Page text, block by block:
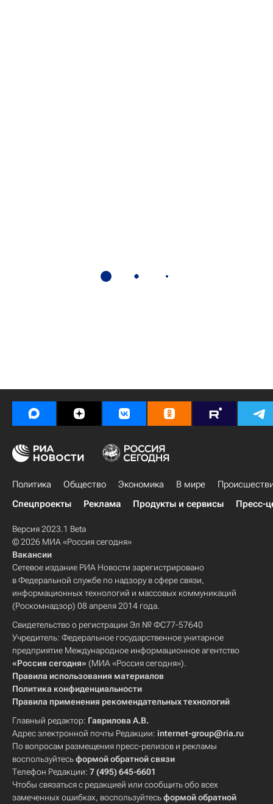
Политика Общество Экономика В мире
Спецпроекты
Реклама Продукты и сервисы Пресс-
Версия 2023.1 Beta
© 2026 МИА «Россия сегодня»
Вакансии
Сетевое издание РИА Новости зарегистрировано
в Федеральной службе по надзору в сфере связи,
информационных технологий и массовых коммуникаций
(Роскомнадзор) 08 апреля 2014 года.
Свидетельство о регистрации Эл № ФС77-57640
Учредитель: Федеральное государственное унитарное
предприятие Международное информационное агентство
«Россия сегодня» (МИА «Россия сегодня»).
Правила использования материалов
Политика конфиденциальности
Правила применения рекомендательных технологий
Главный редактор: Гаврилова А.В.
Адрес электронной почты Редакции: internet-group@ria.ru
По вопросам размещения пресс-релизов и рекламы
воспользуйтесьформой обратной связи
Телефон Редакции: 7 (495) 645-6601
Чтобы связаться с редакцией или сообщить обо всех
замеченных ошибках, воспользуйтесьформой обратной